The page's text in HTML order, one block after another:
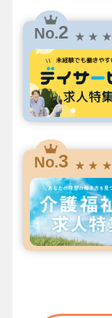
No.2 ★ ★ ★
No.3 ★ ★ ★